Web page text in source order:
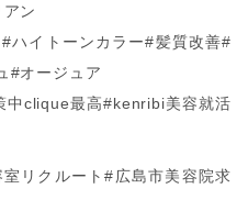
ン
ハイトーンカラー#髪質改善#
#オージュア
中clique最高#kenribi美容就活
リクルート#広島市美容院求